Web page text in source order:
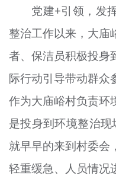
党建+引领，发
整治工作以来，大庙
者、保洁员积极投身
际行动引导带动群众
作为大庙峪村负责环
是投身到环境整治
就早早的来到村委会
轻重缓急、人员情况